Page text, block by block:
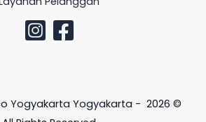
Yogyakarta Yogyakarta - 2026 ©